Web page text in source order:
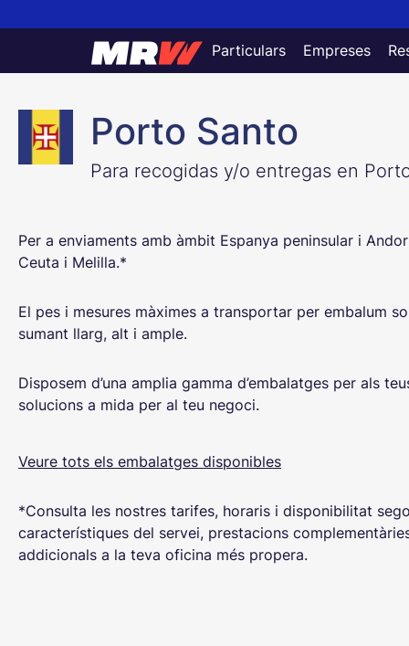
Particulars Empreses
Información envío Porto
Porto Santo
Para recogidas y/o entregas en
Per a enviaments amb àmbit Espanya peninsular i
Ceuta i Melilla.*
El pes i mesures màximes a transportar per embalum
sumant llarg, alt i ample.
Disposem d’una amplia gamma d’embalatges per als
solucions a mida per al teu negoci.
Veure tots els embalatges disponibles
*Consulta les nostres tarifes, horaris i disponibilitat
característiques del servei, prestacions
addicionals a la teva oficina més propera.